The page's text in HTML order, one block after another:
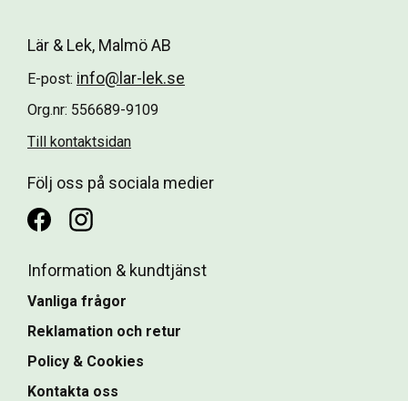
Lär & Lek, Malmö AB
E-post: info@lar-lek.se
Org.nr: 556689-9109
Till kontaktsidan
Följ oss på sociala medier
Information & kundtjänst
Vanliga frågor
Reklamation och retur
Policy & Cookies
Kontakta oss